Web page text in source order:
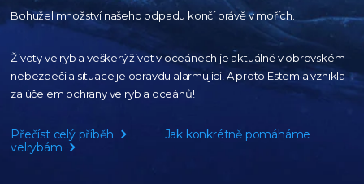
Bohužel množství našeho odpadu končí právě v mořích.
Životy velryb a veškerý život v oceánech je aktuálněv obrovském
nebezpečí a situace je opravdu alarmující!A proto Estemia vznikla i
za účelem ochrany velryb a oceánů!
Přečíst celý příběh
Jak konkrétně pomáháme
velrybám